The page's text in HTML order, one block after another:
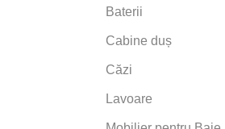
Baterii
Cabine duș
Căzi
LavoareThis item:
DIAM. 43.5